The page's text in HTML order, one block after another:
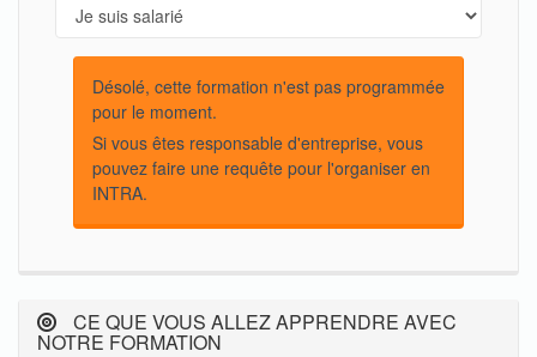
Désolé, cette formation n'est pas programmée
pour le moment.
Si vous êtes responsable d'entreprise, vous
pouvez faire une requête pour l'organiser en
INTRA.
CE QUE VOUS ALLEZ APPRENDRE AVEC
NOTRE FORMATION